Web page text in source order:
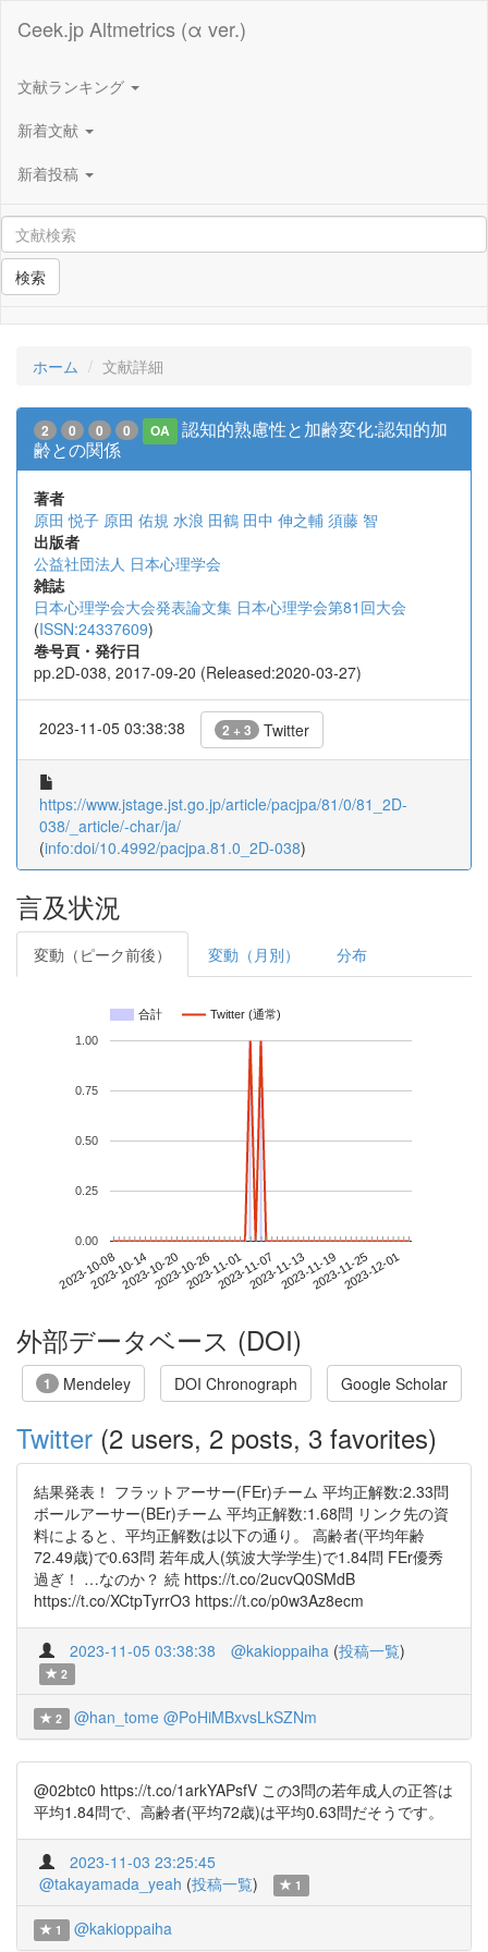
Ceek.jp Altmetrics (α ver.)
文献ランキング
新着文献
新着投稿
検索
ホーム 文献詳細
2 0 0 0 OA
認知的熟慮性と加齢変化:認知的加
齢との関係
著者
原田 悦子 原田 佑規 水浪 田鶴 田中 伸之輔 須藤 智
出版者
公益社団法人 日本心理学会
雑誌
日本心理学会大会発表論文集 日本心理学会第81回大会
(ISSN:24337609)
巻号頁・発行日
pp.2D-038, 2017-09-20 (Released:2020-03-27)
2023-11-05 03:38:38 2 + 3 Twitter
https://www.jstage.jst.go.jp/article/pacjpa/81/0/81_2D-
038/_article/-char/ja/
(info:doi/10.4992/pacjpa.81.0_2D-038)
言及状況
変動（ピーク前後） 変動（月別） 分布
合計 Twitter (通常)
2023-10-082023-10-142023-10-202023-10-262023-11-012023-11-072023-11-132023-11-192023-11-252023-12-01
0.00
0.25
0.50
0.75
1.00
外部データベース (DOI)
1 Mendeley DOI Chronograph Google Scholar
Twitter (2 users, 2 posts, 3 favorites)
結果発表！ フラットアーサー(FEr)チーム 平均正解数:2.33問
ボールアーサー(BEr)チーム 平均正解数:1.68問 リンク先の資
料によると、平均正解数は以下の通り。 高齢者(平均年齢
72.49歳)で0.63問 若年成人(筑波大学学生)で1.84問 FEr優秀
過ぎ！ …なのか？ 続 https://t.co/2ucvQ0SMdB
https://t.co/XCtpTyrrO3 https://t.co/p0w3Az8ecm
2023-11-05 03:38:38 @kakioppaiha (投稿一覧)
2
2 @han_tome @PoHiMBxvsLkSZNm
@02btc0 https://t.co/1arkYAPsfV この3問の若年成人の正答は
平均1.84問で、高齢者(平均72歳)は平均0.63問だそうです。
2023-11-03 23:25:45
@takayamada_yeah (投稿一覧) 1
1 @kakioppaiha